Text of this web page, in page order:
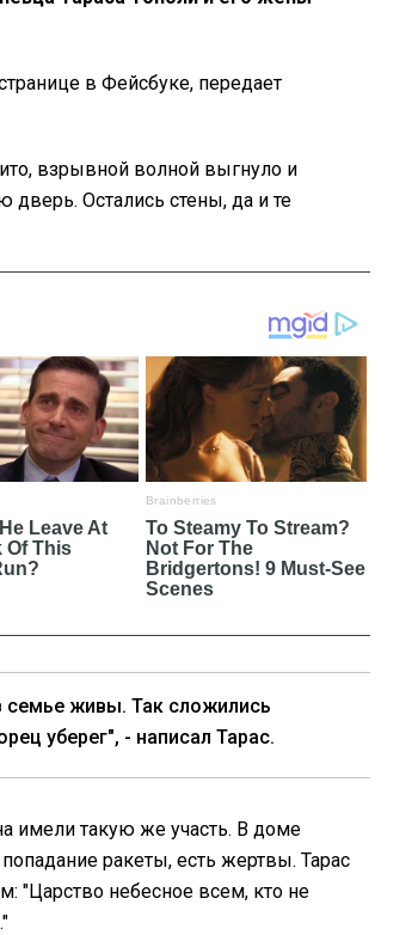
в Фейсбуке, передает
взрывной волной выгнуло и
Остались стены, да и те
семье живы. Так сложились
уберег", - написал Тарас.
имели такую же участь. В доме
ракеты, есть жертвы. Тарас
"Царство небесное всем, кто не